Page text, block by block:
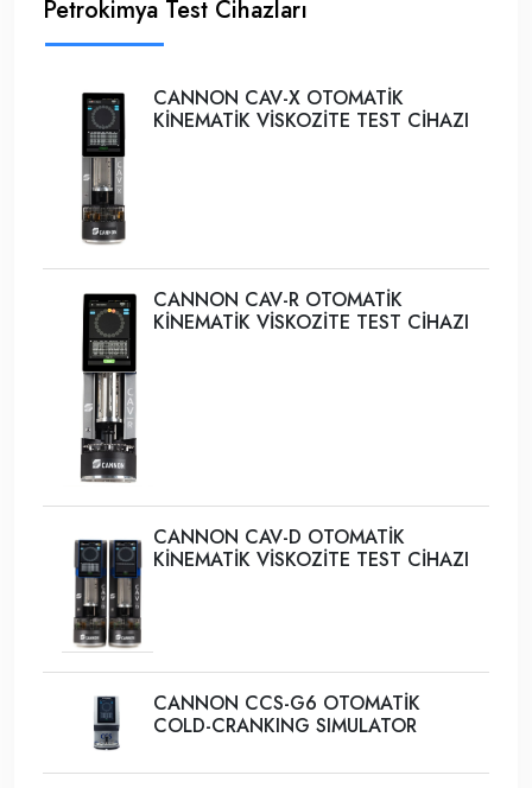
Petrokimya Test Cihazları
CANNON CAV-X OTOMATİK
KİNEMATİK VİSKOZİTE TEST CİHAZI
CANNON CAV-R OTOMATİK
KİNEMATİK VİSKOZİTE TEST CİHAZI
CANNON CAV-D OTOMATİK
KİNEMATİK VİSKOZİTE TEST CİHAZI
CANNON CCS-G6 OTOMATİK
COLD-CRANKING SIMULATOR